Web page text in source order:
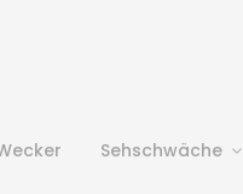
Sehschwäche